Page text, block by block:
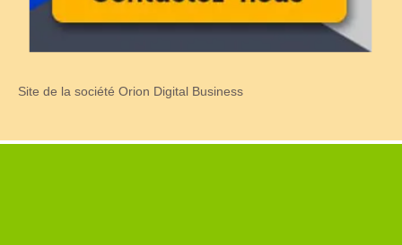
Site de la société Orion Digital Business